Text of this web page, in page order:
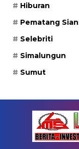
Hiburan
Pematang
Selebriti
Simalungun
Sumut